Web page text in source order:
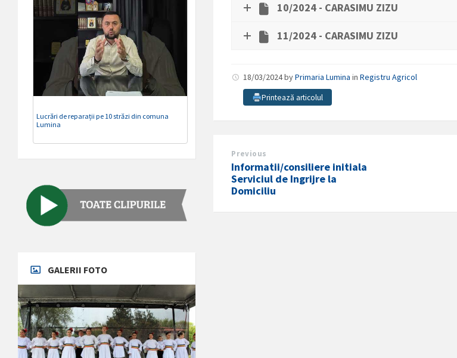
10/2024 - CARASIMU ZIZU
11/2024 - CARASIMU ZIZU
18/03/2024byPrimaria Lumina inRegistru Agricol
Printează articolul
Previous
Informatii/consiliere initiala
Serviciul de Ingrijre la
Domiciliu
Lucrări de reparații pe 10 străzi din comuna
Lumina
GALERII FOTO